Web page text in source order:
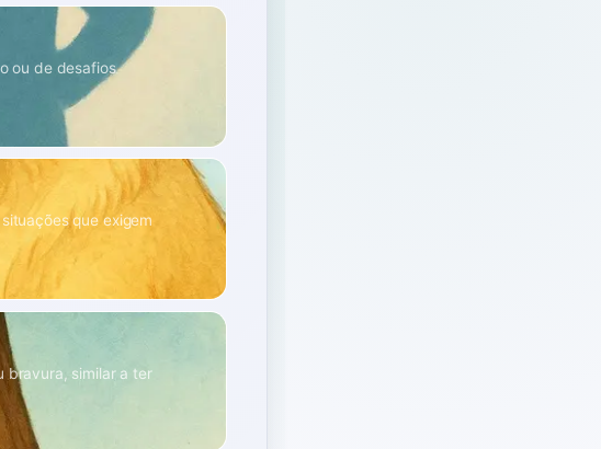
ou de desafios
que exigem
bravura, similar a ter